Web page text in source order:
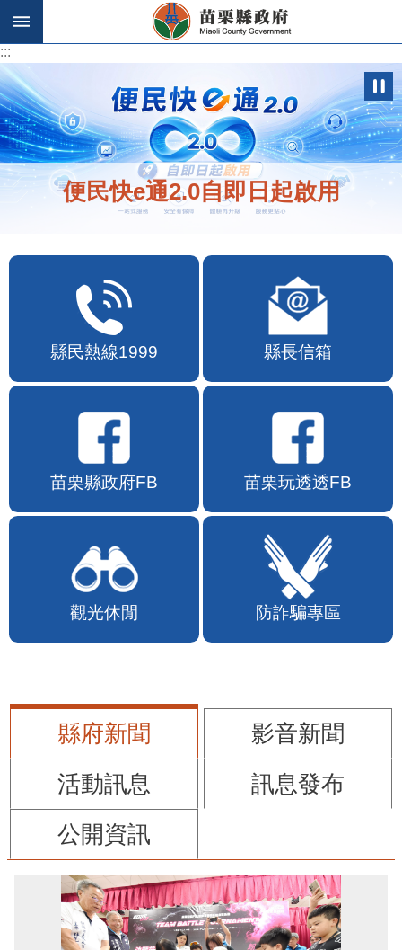
跳到主要內容區塊
:::
:::
便民快e通2.0自即日起啟用
縣民熱線1999 縣長信箱
苗栗縣政府FB 苗栗玩透透FB
觀光休閒 防詐騙專區
縣府新聞
影音新聞
活動訊息
訊息發布
公開資訊